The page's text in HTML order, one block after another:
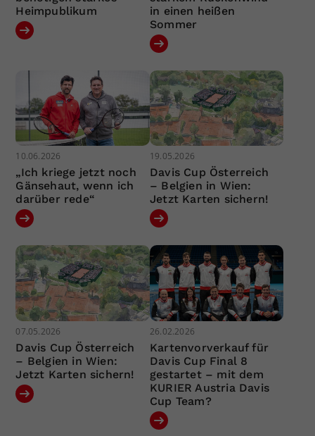
Heimpublikum
in einen heißen
Sommer
10.06.2026
„Ich kriege jetzt noch
Gänsehaut, wenn ich
darüber rede“
19.05.2026
Davis Cup Österreich
– Belgien in Wien:
Jetzt Karten sichern!
07.05.2026
Davis Cup Österreich
– Belgien in Wien:
Jetzt Karten sichern!
26.02.2026
Kartenvorverkauf für
Davis Cup Final 8
gestartet – mit dem
KURIER Austria Davis
Cup Team?